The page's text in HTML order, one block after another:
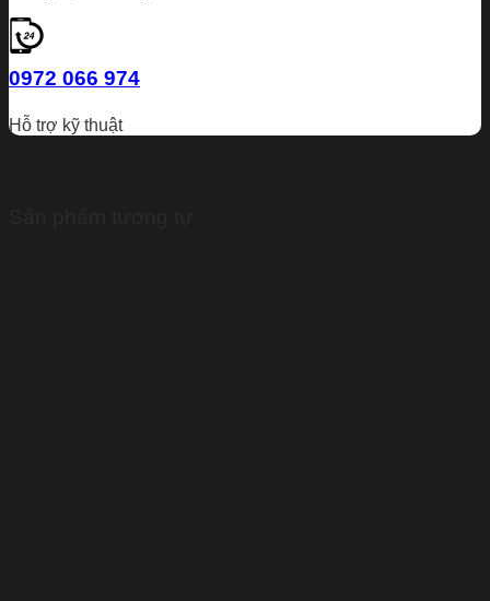
0972 066 974
Hỗ trợ kỹ thuật